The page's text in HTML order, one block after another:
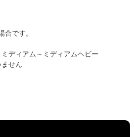
です。
ディアム～ミディアムヘビー
せん